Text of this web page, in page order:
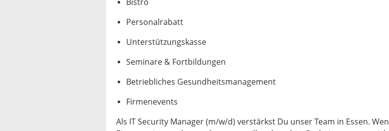
Bistro
Personalrabatt
Unterstützungskasse
Seminare & Fortbildungen
Betriebliches Gesundheitsmanagement
Firmenevents
Als IT Security Manager (m/w/d) verstärkst Du unser Team in Essen.